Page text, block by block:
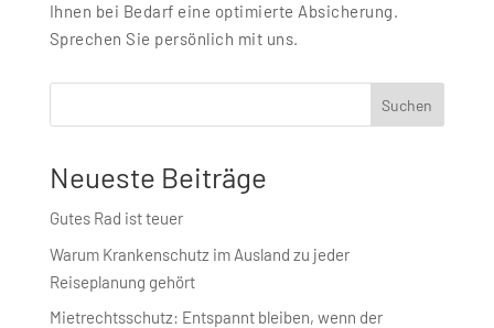
Ihnen bei Bedarf eine optimierte Absicherung.
Sprechen Sie persönlich mit uns.
Suchen
Neueste Beiträge
Gutes Rad ist teuer
Warum Krankenschutz im Ausland zu jeder
Reiseplanung gehört
Mietrechtsschutz: Entspannt bleiben, wenn der